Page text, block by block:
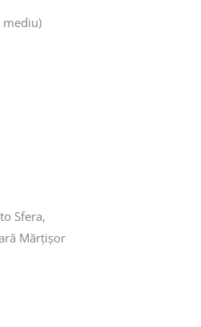
mediu)
Sfera,
Mărțișor